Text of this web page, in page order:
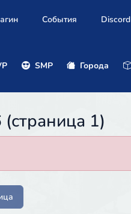
События Discord
SMP Города
1)